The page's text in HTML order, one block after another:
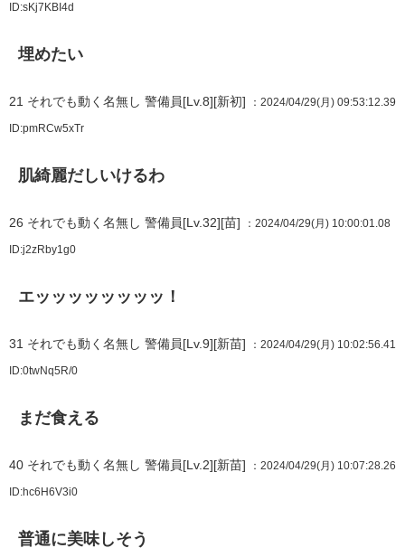
ID:sKj7KBI4d
埋めたい
21 それでも動く名無し 警備員[Lv.8][新初] ：2024/04/29(月) 09:53:12.39
ID:pmRCw5xTr
肌綺麗だしいけるわ
26 それでも動く名無し 警備員[Lv.32][苗] ：2024/04/29(月) 10:00:01.08
ID:j2zRby1g0
エッッッッッッッッ！
31 それでも動く名無し 警備員[Lv.9][新苗] ：2024/04/29(月) 10:02:56.41
ID:0twNq5R/0
まだ食える
40 それでも動く名無し 警備員[Lv.2][新苗] ：2024/04/29(月) 10:07:28.26
ID:hc6H6V3i0
普通に美味しそう